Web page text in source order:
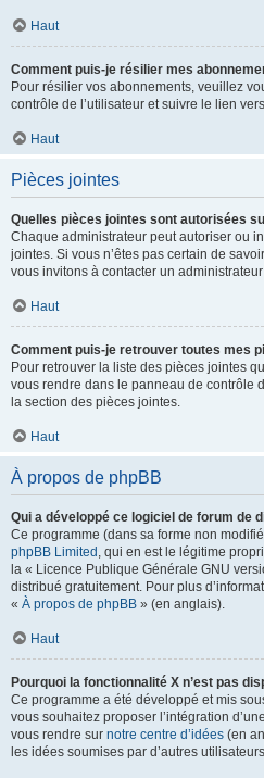
Haut
Comment puis-je résilier mes
Pour résilier vos abonnements, veuillez
contrôle de l’utilisateur et suivre le lien
Haut
Pièces jointes
Quelles pièces jointes sont autorisées
Chaque administrateur peut autoriser ou
jointes. Si vous n’êtes pas certain de
vous invitons à contacter un
Haut
Comment puis-je retrouver toutes mes
Pour retrouver la liste des pièces jointes
vous rendre dans le panneau de contrôle
la section des pièces jointes.
Haut
À propos de phpBB
Qui a développé ce logiciel de forum de
Ce programme (dans sa forme non
phpBB Limited , qui en est le légitime
la « Licence Publique Générale GNU
distribué gratuitement. Pour plus
« À propos de phpBB » (en anglais).
Haut
Pourquoi la fonctionnalité X n’est pas
Ce programme a été développé et mis
vous souhaitez proposer l’intégration
vous rendre sur notre centre d’idées (en
les idées soumises par d’autres